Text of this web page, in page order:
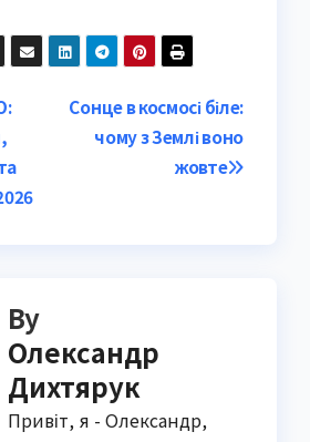
Сонце в космосі біле:
чому з Землі воно
жовте
By
Олександр
Дихтярук
Привіт, я - Олександр,